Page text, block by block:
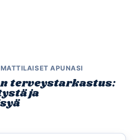
APUNASI
terveystarkastus:
ja